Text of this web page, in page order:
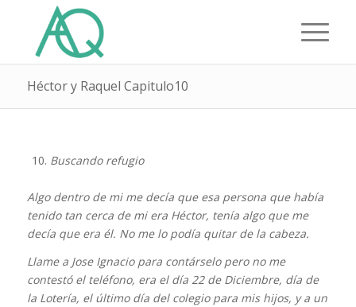
Héctor y Raquel Capitulo10
Buscando refugio
Algo dentro de mi me decía que esa persona que había
tenido tan cerca de mi era Héctor, tenía algo que me
decía que era él. No me lo podía quitar de la cabeza.
Llame a Jose Ignacio para contárselo pero no me
contestó el teléfono, era el día 22 de Diciembre, día de
la Lotería, el último día del colegio para mis hijos, y a un